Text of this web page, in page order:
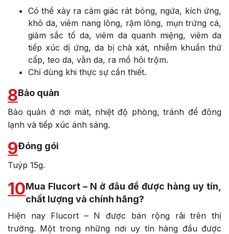
Có thể xảy ra cảm giác rát bỏng, ngứa, kích ứng,
khô da, viêm nang lông, rậm lông, mụn trứng cá,
giảm sắc tố da, viêm da quanh miệng, viêm da
tiếp xúc dị ứng, da bị chà xát, nhiễm khuẩn thứ
cấp, teo da, vằn da, ra mồ hôi trộm.
Chỉ dùng khi thực sự cần thiết.
8Bảo quản
Bảo quản ở nơi mát, nhiệt độ phòng, tránh để đông
lạnh và tiếp xúc ánh sáng.
9Đóng gói
Tuýp 15g.
10Mua Flucort – N ở đâu để được hàng uy tín,
chất lượng và chính hãng?
Hiện nay Flucort – N được bán rộng rãi trên thị
trường. Một trong những nơi uy tín hàng đầu được